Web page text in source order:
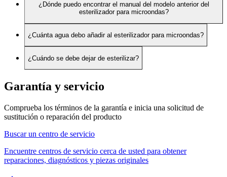
¿Dónde puedo encontrar el manual del modelo anterior del
esterilizador para microondas?
¿Cuánta agua debo añadir al esterilizador para microondas?
¿Cuándo se debe dejar de esterilizar?
Garantía y servicio
Comprueba los términos de la garantía e inicia una solicitud de
sustitución o reparación del producto
Buscar un centro de servicio
Encuentre centros de servicio cerca de usted para obtener
reparaciones, diagnósticos y piezas originales